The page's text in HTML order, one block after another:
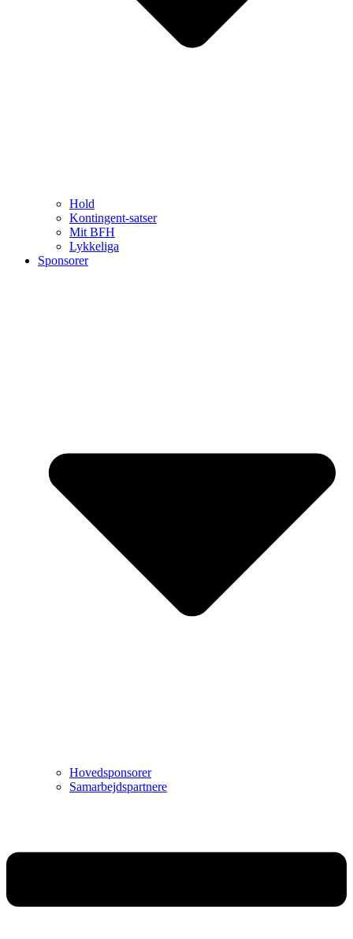
Hold
Kontingent-satser
Mit BFH
Lykkeliga
Sponsorer
Hovedsponsorer
Samarbejdspartnere